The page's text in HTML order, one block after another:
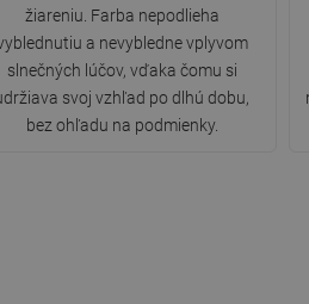
žiareniu. Farba nepodlieha
a nevybledne vplyvom
slnečných lúčov, vďaka čomu si
svoj vzhľad po dlhú dobu,
bez ohľadu na podmienky.